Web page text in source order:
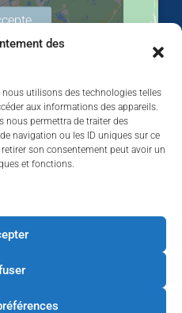
des
nous utilisons des technologies telles
aux informations des appareils.
nous permettra de traiter des
navigation ou les ID uniques sur ce
son consentement peut avoir un
et fonctions.